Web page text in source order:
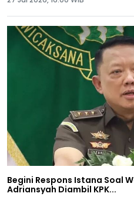
Begini Respons Istana Soal
Adriansyah Diambil KPK...